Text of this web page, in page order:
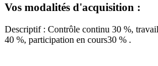
Vos modalités d'acquisition :
Descriptif : Contrôle continu 30 %,
40 %, participation en cours30 % .